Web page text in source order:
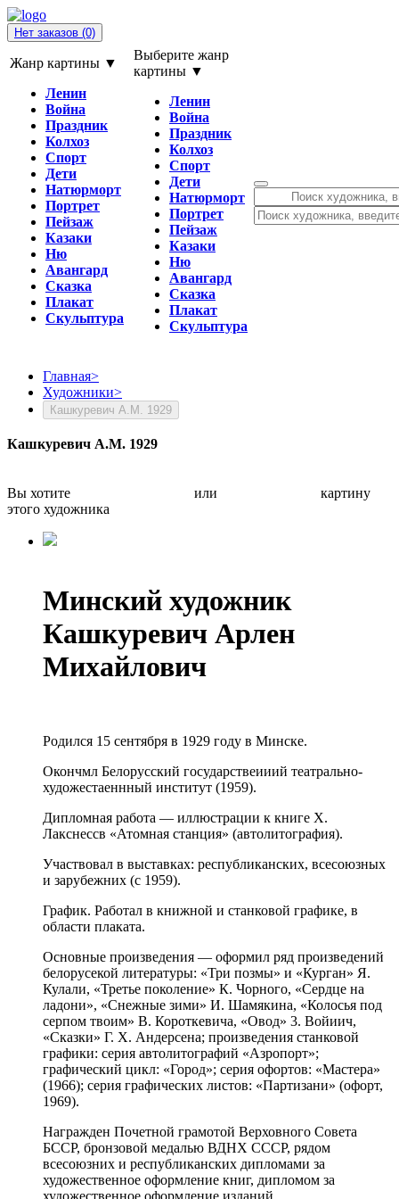
Нет заказов (0)
Жанр картины ▼
Ленин
Война
Праздник
Колхоз
Спорт
Дети
Натюрморт
Портрет
Пейзаж
Казаки
Ню
Авангард
Сказка
Плакат
Скульптура
Выберите жанр
картины ▼
Ленин
Война
Праздник
Колхоз
Спорт
Дети
Натюрморт
Портрет
Пейзаж
Казаки
Ню
Авангард
Сказка
Плакат
Скульптура
Главная>
Художники>
Кашкуревич А.М. 1929
Кашкуревич А.М. 1929
Вы хотите или
картину
этого художника
Минский художник
Кашкуревич Арлен
Михайлович
Родился 15 сентября в 1929 году в Минске.
Окончмл Белорусский государствеииий театрально-
художестаеннный институт (1959).
Дипломная работа — иллюстрации к книге X.
Лакснессв «Атомная станция» (автолитография).
Участвовал в выставках: республиканских, всесоюзных
и зарубежних (с 1959).
График. Работал в книжной и станковой графике, в
области плаката.
Основные произведения — оформил ряд произведений
белорусекой литературы: «Три позмы» и «Курган» Я.
Кулали, «Третье поколение» К. Чорного, «Сердце на
ладони», «Снежные зими» И. Шамякина, «Колосья под
серпом твоим» В. Короткевича, «Овод» 3. Войиич,
«Сказки» Г. X. Андерсена; произведения станковой
графики: серия автолитографий «Азропорт»;
графический цикл: «Город»; серия офортов: «Мастера»
(1966); серия графических листов: «Партизани» (офорт,
1969).
Награжден Почетной грамотой Верховного Совета
БССР, бронзовой медалью ВДНХ СССР, рядом
всесоюзних и республиканских дипломами за
художественное оформление книг, дипломом за
художественное оформление изданий,